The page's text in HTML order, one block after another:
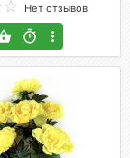
Нет отзывов